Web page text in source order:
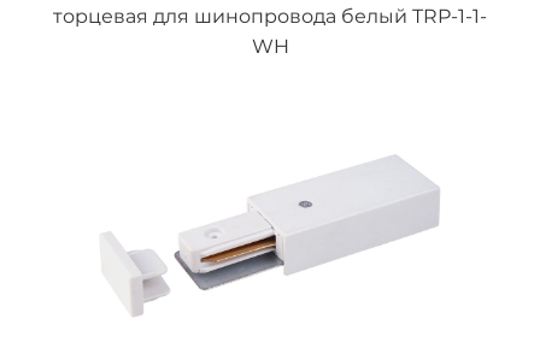
торцевая для шинопровода белый TRP-1-1-
WH